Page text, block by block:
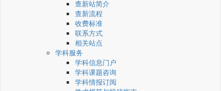
查新站简介
查新流程
收费标准
联系方式
相关站点
学科服务
学科信息门户
学科课题咨询
学科情报订阅